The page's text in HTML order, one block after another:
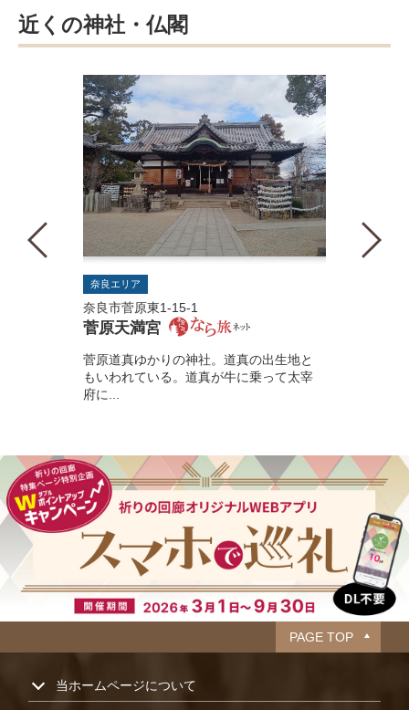
近くの神社・仏閣
奈良エリア
奈良市菅原東1-15-1
菅原天満宮
菅原道真ゆかりの神社。道真の出生地と
もいわれている。道真が牛に乗って太宰
府に...
PAGE TOP
当ホームページについて